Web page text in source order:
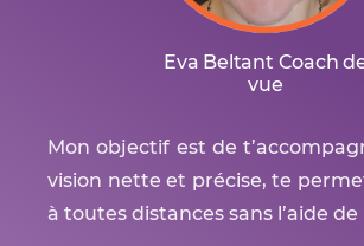
Eva Beltant Coach
vue
Mon objectif est de
vision nette et précise, te
à toutes distances sans l’aide